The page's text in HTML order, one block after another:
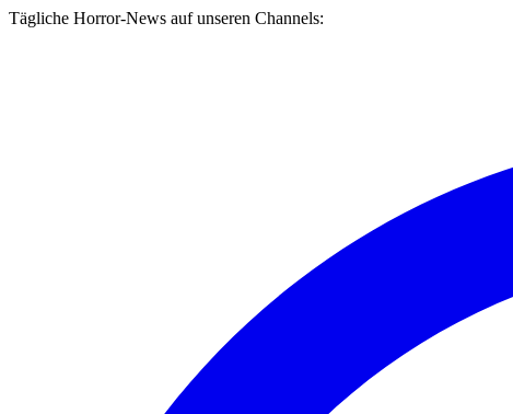
Tägliche Horror-News auf unseren Channels: